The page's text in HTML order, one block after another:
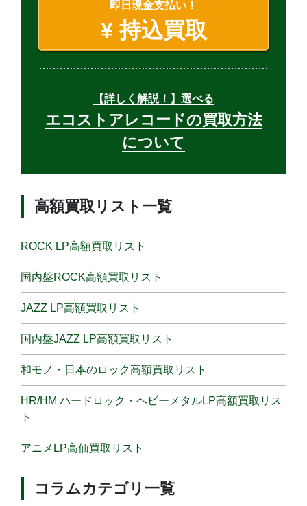
即日現金支払い！
¥持込買取
【詳しく解説！】選べる
エコストアレコードの買取方法
について
高額買取リスト一覧
ROCK LP高額買取リスト
国内盤ROCK高額買取リスト
JAZZ LP高額買取リスト
国内盤JAZZ LP高額買取リスト
和モノ・日本のロック高額買取リスト
HR/HM ハードロック・ヘビーメタルLP高額買取リス
ト
アニメLP高価買取リスト
コラムカテゴリ一覧